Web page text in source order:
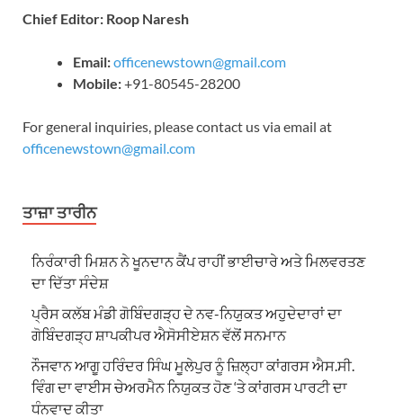
Chief Editor: Roop Naresh
Email:officenewstown@gmail.com
Mobile:+91-80545-28200
For general inquiries, please contact us via email at
officenewstown@gmail.com
ਤਾਜ਼ਾ ਤਾਰੀਨ
ਨਿਰੰਕਾਰੀ ਮਿਸ਼ਨ ਨੇ ਖੂਨਦਾਨ ਕੈਂਪ ਰਾਹੀਂ ਭਾਈਚਾਰੇ ਅਤੇ ਮਿਲਵਰਤਣ
ਦਾ ਦਿੱਤਾ ਸੰਦੇਸ਼
ਪ੍ਰੈਸ ਕਲੱਬ ਮੰਡੀ ਗੋਬਿੰਦਗੜ੍ਹ ਦੇ ਨਵ-ਨਿਯੁਕਤ ਅਹੁਦੇਦਾਰਾਂ ਦਾ
ਗੋਬਿੰਦਗੜ੍ਹ ਸ਼ਾਪਕੀਪਰ ਐਸੋਸੀਏਸ਼ਨ ਵੱਲੋਂ ਸਨਮਾਨ
ਨੌਜਵਾਨ ਆਗੂ ਹਰਿੰਦਰ ਸਿੰਘ ਮੂਲੇਪੁਰ ਨੂੰ ਜ਼ਿਲ੍ਹਾ ਕਾਂਗਰਸ ਐਸ.ਸੀ.
ਵਿੰਗ ਦਾ ਵਾਈਸ ਚੇਅਰਮੈਨ ਨਿਯੁਕਤ ਹੋਣ ‘ਤੇ ਕਾਂਗਰਸ ਪਾਰਟੀ ਦਾ
ਧੰਨਵਾਦ ਕੀਤਾ